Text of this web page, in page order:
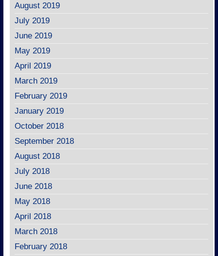
August 2019
July 2019
June 2019
May 2019
April 2019
March 2019
February 2019
January 2019
October 2018
September 2018
August 2018
July 2018
June 2018
May 2018
April 2018
March 2018
February 2018